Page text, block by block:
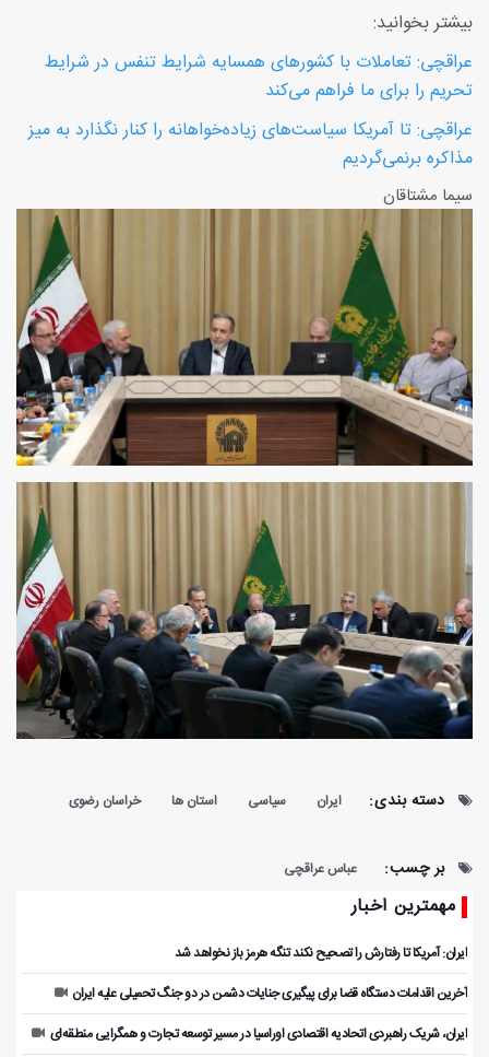
بیشتر بخوانید:
عراقچی: تعاملات با کشورهای همسایه شرایط تنفس در شرایط
تحریم را برای ما فراهم می‌کند
عراقچی: تا آمریکا سیاست‌های زیاده‌خواهانه را کنار نگذارد به میز
مذاکره برنمی‌گردیم
سیما مشتاقان
دسته بندی: ایران سیاسی استان ها خراسان رضوی
بر چسب: عباس عراقچی
مهمترین اخبار
ایران: آمریکا تا رفتارش را تصحیح نکند تنگه هرمز باز نخواهد شد
آخرین اقدامات دستگاه قضا برای پیگیری جنایات دشمن در دو جنگ تحمیلی علیه ایران
ایران، شریک راهبردی اتحادیه اقتصادی اوراسیا در مسیر توسعه تجارت و همگرایی منطقه‌ای